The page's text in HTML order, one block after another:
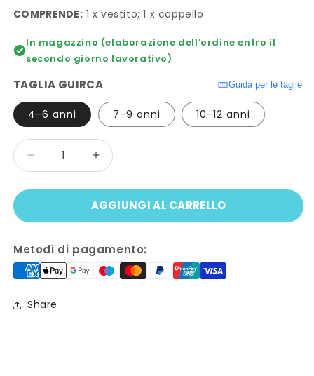
COMPRENDE: 1 x vestito; 1 x cappello
In magazzino (elaborazione dell'ordine entro il
secondo giorno lavorativo)
TAGLIA GUIRCA Guida per le taglie
4-6 anni 7-9 anni 10-12 anni
Quantità
Diminuisci
quantità
per
da
ROSA
Aumenta
quantità
per
Costume
da
ROSA
AGGIUNGI AL CARRELLO
Metodi di pagamento:
Share